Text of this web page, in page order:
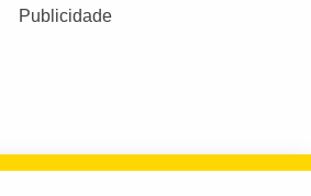
Publicidade